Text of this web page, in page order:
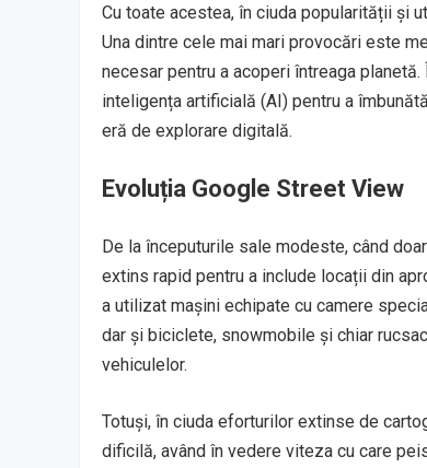
Cu toate acestea, în ciuda popularității și
Una dintre cele mai mari provocări este
necesar pentru a acoperi întreaga
inteligența artificială (AI) pentru a
eră de explorare digitală.
Evoluția Google Street View
De la începuturile sale modeste, când
extins rapid pentru a include locații din
a utilizat mașini echipate cu camere
dar și biciclete, snowmobile și chiar
vehiculelor.
Totuși, în ciuda eforturilor extinse de
dificilă, având în vedere viteza cu care